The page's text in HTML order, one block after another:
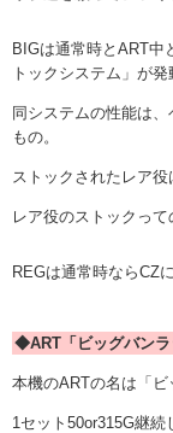
BIGは通常時とART中
トックシステム」が発
同システムの性能は
もの。
ストックされたレア役
レア役のストックっ
REGは通常時ならCZ
◆ART「ビッグバン
本機のARTの名は「ビ
1セット50or315G継続